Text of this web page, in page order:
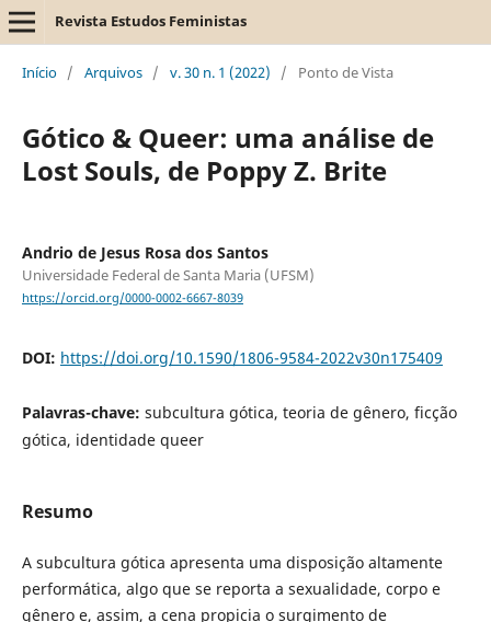
Revista Estudos Feministas
Início / Arquivos / v. 30 n. 1 (2022) / Ponto de Vista
Gótico & Queer: uma análise de
Lost Souls, de Poppy Z. Brite
Andrio de Jesus Rosa dos Santos
Universidade Federal de Santa Maria (UFSM)
https://orcid.org/0000-0002-6667-8039
DOI: https://doi.org/10.1590/1806-9584-2022v30n175409
Palavras-chave: subcultura gótica, teoria de gênero, ficção
gótica, identidade queer
Resumo
A subcultura gótica apresenta uma disposição altamente
performática, algo que se reporta a sexualidade, corpo e
gênero e, assim, a cena propicia o surgimento de